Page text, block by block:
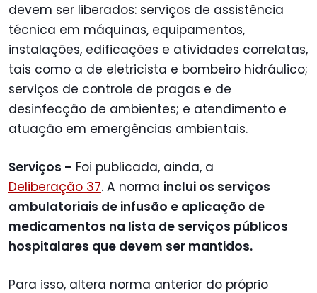
devem ser liberados: serviços de assistência
técnica em máquinas, equipamentos,
instalações, edificações e atividades correlatas,
tais como a de eletricista e bombeiro hidráulico;
serviços de controle de pragas e de
desinfecção de ambientes; e atendimento e
atuação em emergências ambientais.
Serviços – Foi publicada, ainda, a
Deliberação 37. A norma inclui os serviços
ambulatoriais de infusão e aplicação de
medicamentos na lista de serviços públicos
hospitalares que devem ser mantidos.
Para isso, altera norma anterior do próprio